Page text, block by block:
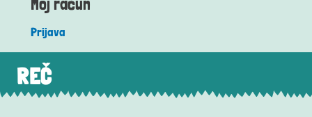
Prijava
REČ